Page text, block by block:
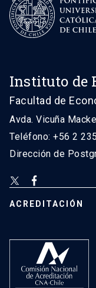
Instituto de
Facultad de
Avda. Vicuña
Teléfono: +56 2
Dirección de
ACREDITACIÓN